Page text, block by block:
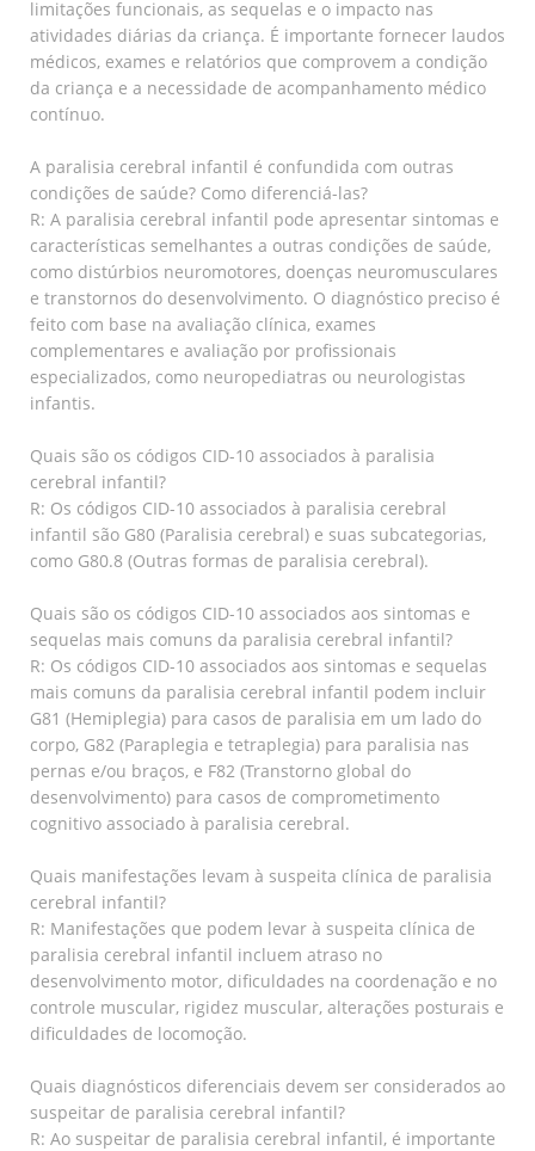
limitações funcionais, as sequelas e o impacto nas
atividades diárias da criança. É importante fornecer laudos
médicos, exames e relatórios que comprovem a condição
da criança e a necessidade de acompanhamento médico
contínuo.
A paralisia cerebral infantil é confundida com outras
condições de saúde? Como diferenciá-las?
R: A paralisia cerebral infantil pode apresentar sintomas e
características semelhantes a outras condições de saúde,
como distúrbios neuromotores, doenças neuromusculares
e transtornos do desenvolvimento. O diagnóstico preciso é
feito com base na avaliação clínica, exames
complementares e avaliação por profissionais
especializados, como neuropediatras ou neurologistas
infantis.
Quais são os códigos CID-10 associados à paralisia
cerebral infantil?
R: Os códigos CID-10 associados à paralisia cerebral
infantil são G80 (Paralisia cerebral) e suas subcategorias,
como G80.8 (Outras formas de paralisia cerebral).
Quais são os códigos CID-10 associados aos sintomas e
sequelas mais comuns da paralisia cerebral infantil?
R: Os códigos CID-10 associados aos sintomas e sequelas
mais comuns da paralisia cerebral infantil podem incluir
G81 (Hemiplegia) para casos de paralisia em um lado do
corpo, G82 (Paraplegia e tetraplegia) para paralisia nas
pernas e/ou braços, e F82 (Transtorno global do
desenvolvimento) para casos de comprometimento
cognitivo associado à paralisia cerebral.
Quais manifestações levam à suspeita clínica de paralisia
cerebral infantil?
R: Manifestações que podem levar à suspeita clínica de
paralisia cerebral infantil incluem atraso no
desenvolvimento motor, dificuldades na coordenação e no
controle muscular, rigidez muscular, alterações posturais e
dificuldades de locomoção.
Quais diagnósticos diferenciais devem ser considerados ao
suspeitar de paralisia cerebral infantil?
R: Ao suspeitar de paralisia cerebral infantil, é importante